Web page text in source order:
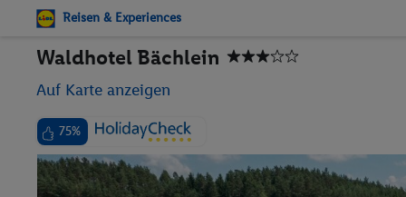
Reisen & Experiences
Waldhotel Bächlein
Auf Karte anzeigen
75%